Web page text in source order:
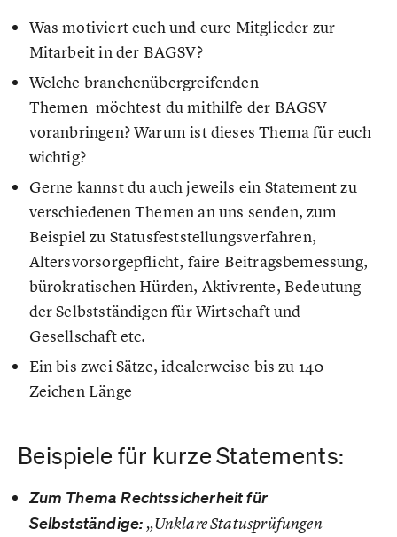
Was motiviert euch und eure Mitglieder zur
Mitarbeit in der BAGSV?
Welche branchenübergreifenden
Themen möchtest du mithilfe der BAGSV
voranbringen? Warum ist dieses Thema für euch
wichtig?
Gerne kannst du auch jeweils ein Statement zu
verschiedenen Themen an uns senden, zum
Beispiel zu Statusfeststellungsverfahren,
Altersvorsorgepflicht, faire Beitragsbemessung,
bürokratischen Hürden, Aktivrente, Bedeutung
der Selbstständigen für Wirtschaft und
Gesellschaft etc.
Ein bis zwei Sätze, idealerweise bis zu 140
Zeichen Länge
Beispiele für kurze Statements:
Zum Thema Rechtssicherheit für
Selbstständige: „Unklare Statusprüfungen